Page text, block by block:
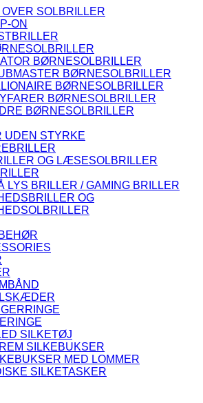
OVER SOLBRILLER
ON
BØRNESOLBRILLER
BØRNESOLBRILLER
BØRNESOLBRILLER
BØRNESOLBRILLER
BØRNESOLBRILLER
UDEN STYRKE
OG LÆSESOLBRILLER
LYS BRILLER / GAMING BRILLER
OG
SILKETØJ
SILKEBUKSER
MED LOMMER
SILKETASKER